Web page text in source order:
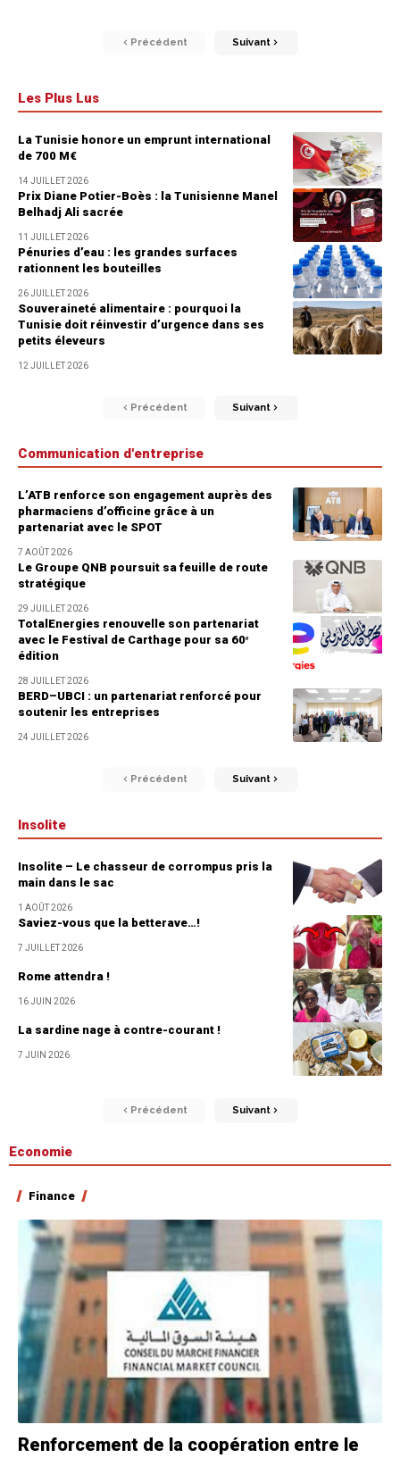
Précédent Suivant
Les Plus Lus
La Tunisie honore un emprunt international
de 700 M€
14 JUILLET 2026
Prix Diane Potier-Boès : la Tunisienne Manel
Belhadj Ali sacrée
11 JUILLET 2026
Pénuries d’eau : les grandes surfaces
rationnent les bouteilles
26 JUILLET 2026
Souveraineté alimentaire : pourquoi la
Tunisie doit réinvestir d’urgence dans ses
petits éleveurs
12 JUILLET 2026
Précédent Suivant
Communication d'entreprise
L’ATB renforce son engagement auprès des
pharmaciens d’officine grâce à un
partenariat avec le SPOT
7 AOÛT 2026
Le Groupe QNB poursuit sa feuille de route
stratégique
29 JUILLET 2026
TotalEnergies renouvelle son partenariat
avec le Festival de Carthage pour sa 60ᵉ
édition
28 JUILLET 2026
BERD–UBCI : un partenariat renforcé pour
soutenir les entreprises
24 JUILLET 2026
Précédent Suivant
Insolite
Insolite – Le chasseur de corrompus pris la
main dans le sac
1 AOÛT 2026
Saviez-vous que la betterave…!
7 JUILLET 2026
Rome attendra !
16 JUIN 2026
La sardine nage à contre-courant !
7 JUIN 2026
Précédent Suivant
Economie
Finance
Renforcement de la coopération entre le